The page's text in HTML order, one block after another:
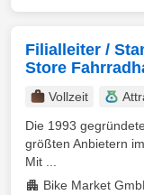
Filialleiter /
Store
Vollzeit
Die 1993
größten Anbietern
Mit ...
Bike Market